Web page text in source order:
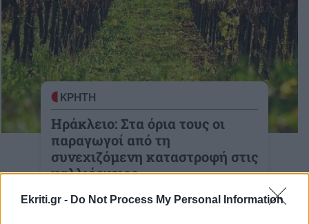
Ekriti.gr - Do Not Process My Personal Information
ΚΡΗΤΗ
Ηράκλειο: Στα όρια τους οι
παραγωγοί από τη
συνεχιζόμενη καταστροφή στις
καλλιέργειες
Πολύπλευρη η καταστροφή σε αμπέλια